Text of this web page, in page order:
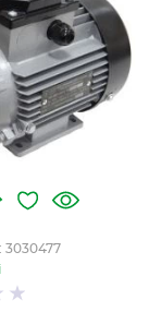
3030477